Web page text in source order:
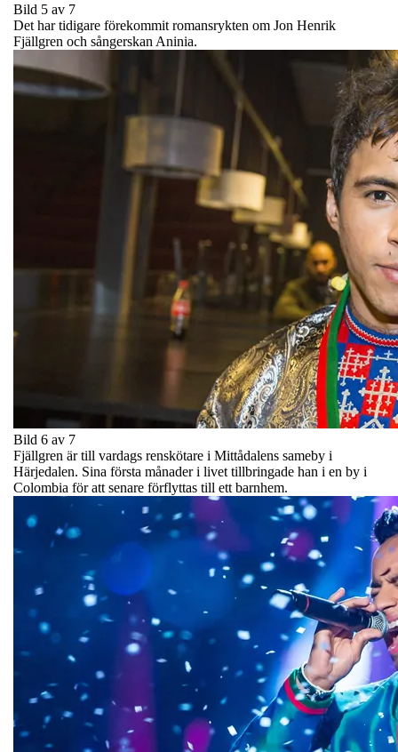
Bild 5 av 7
Det har tidigare förekommit romansrykten om Jon Henrik
Fjällgren och sångerskan Aninia.
Bild 6 av 7
Fjällgren är till vardags renskötare i Mittådalens sameby i
Härjedalen. Sina första månader i livet tillbringade han i en by i
Colombia för att senare förflyttas till ett barnhem.